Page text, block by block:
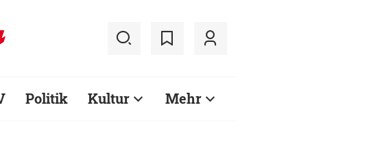
Politik Kultur Mehr